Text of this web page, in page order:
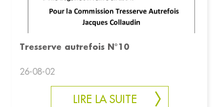
Tresserve autrefois N°10
26-08-02
LIRE LA SUITE